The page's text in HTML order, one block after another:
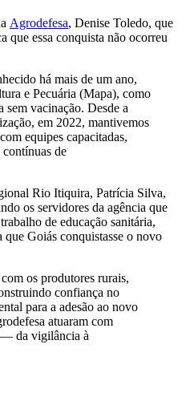
Agrodefesa, Denise Toledo, que
que essa conquista não ocorreu
há mais de um ano,
e Pecuária (Mapa), como
sem vacinação. Desde a
em 2022, mantivemos
equipes capacitadas,
contínuas de
Rio Itiquira, Patrícia Silva,
os servidores da agência que
de educação sanitária,
Goiás conquistasse o novo
os produtores rurais,
confiança no
para a adesão ao novo
atuaram com
— da vigilância à